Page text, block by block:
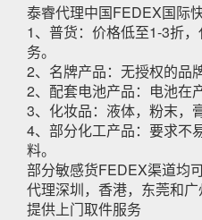
泰睿代理中国FEDEX国际
1、普货：价格低至1-3折
务。
2、名牌产品：无授权的品
2、配套电池产品：电池在
3、化妆品：液体，粉末，
4、部分化工产品：要求不
料。
部分敏感货FEDEX渠道均
代理深圳，香港，东莞和
提供上门取件服务